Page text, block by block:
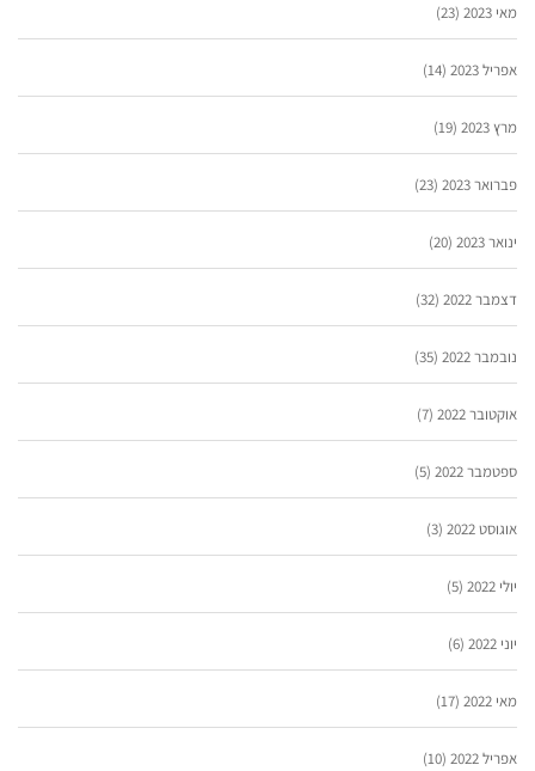
מאי 2023 (23)
אפריל 2023 (14)
מרץ 2023 (19)
פברואר 2023 (23)
ינואר 2023 (20)
דצמבר 2022 (32)
נובמבר 2022 (35)
אוקטובר 2022 (7)
ספטמבר 2022 (5)
אוגוסט 2022 (3)
יולי 2022 (5)
יוני 2022 (6)
מאי 2022 (17)
אפריל 2022 (10)